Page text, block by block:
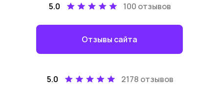
2178 отзывов
100 отзывов
Отзывы сайта
5.0
5.0